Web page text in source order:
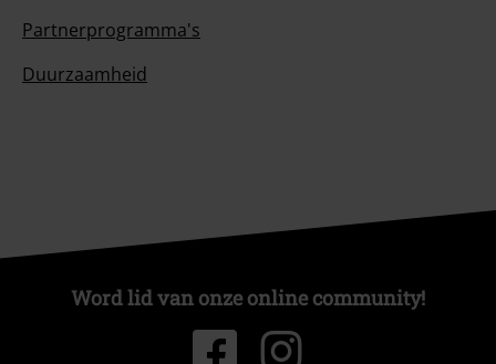
Partnerprogramma's
Duurzaamheid
Word lid van onze online community!